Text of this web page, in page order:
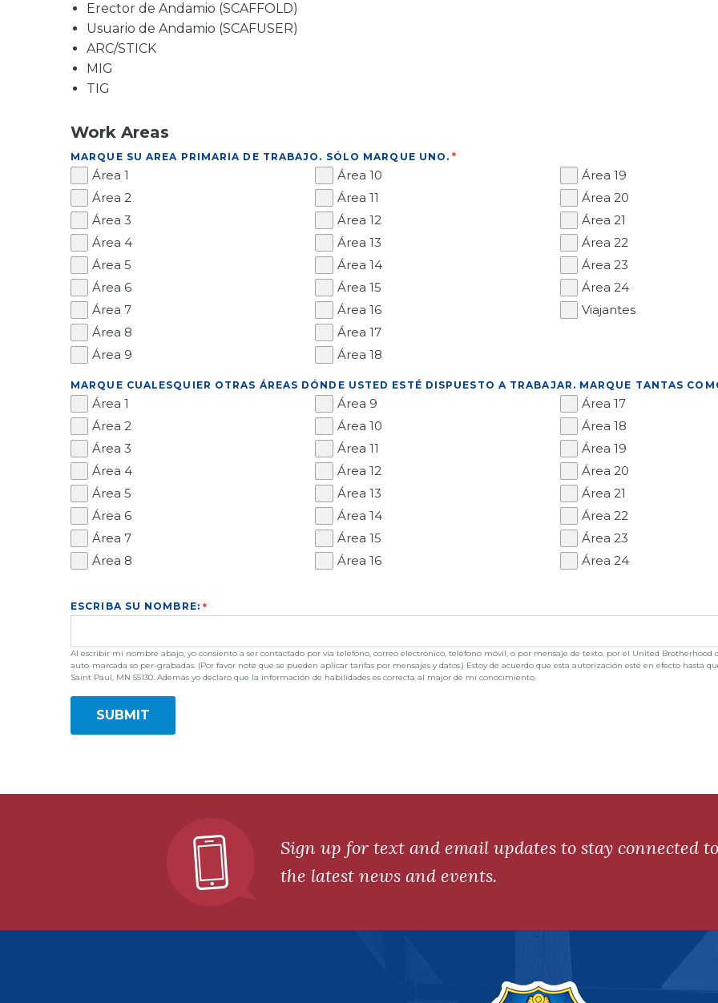
Erector de Andamio (SCAFFOLD)
Usuario de Andamio (SCAFUSER)
ARC/STICK
MIG
TIG
Work Areas
MARQUE SU AREA PRIMARIA DE TRABAJO. SÓLO MARQUE UNO.
Área 1
Área 2
Área 3
Área 4
Área 5
Área 6
Área 7
Área 8
Área 9
Área 10
Área 11
Área 12
Área 13
Área 14
Área 15
Área 16
Área 17
Área 18
Área 19
Área 20
Área 21
Área 22
Área 23
Área 24
Viajantes
MARQUE CUALESQUIER OTRAS ÁREAS DÓNDE USTED ESTÉ DISPUESTO A TRABAJAR. MARQUE TANTAS
Área 1
Área 2
Área 3
Área 4
Área 5
Área 6
Área 7
Área 8
Área 9
Área 10
Área 11
Área 12
Área 13
Área 14
Área 15
Área 16
Área 17
Área 18
Área 19
Área 20
Área 21
Área 22
Área 23
Área 24
ESCRIBA SU NOMBRE:
Al escribir mi nombre abajo, yo consiento a ser contactado por via telefóno, correo electrónico, teléfono móvil, o por mensaje de texto, por el United Brotherhood
auto-marcada so per-grabadas. (Por favor note que se pueden aplicar tarifas por mensajes y datos.) Estoy de acuerdo que esta autorízación esté en efecto hasta
Saint Paul, MN 55130. Además yo declaro que la información de habilidades es correcta al major de mi conocimiento.
SUBMIT
Sign up for text and email updates to stay connected to
the latest news and events.